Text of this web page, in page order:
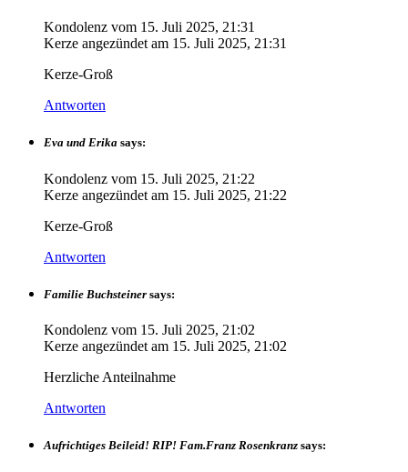
Kondolenz vom 15. Juli 2025, 21:31
Kerze angezündet am 15. Juli 2025, 21:31
Kerze-Groß
Antworten
Eva und Erika says:
Kondolenz vom 15. Juli 2025, 21:22
Kerze angezündet am 15. Juli 2025, 21:22
Kerze-Groß
Antworten
Familie Buchsteiner says:
Kondolenz vom 15. Juli 2025, 21:02
Kerze angezündet am 15. Juli 2025, 21:02
Herzliche Anteilnahme
Antworten
Aufrichtiges Beileid! RIP! Fam.Franz Rosenkranz says: